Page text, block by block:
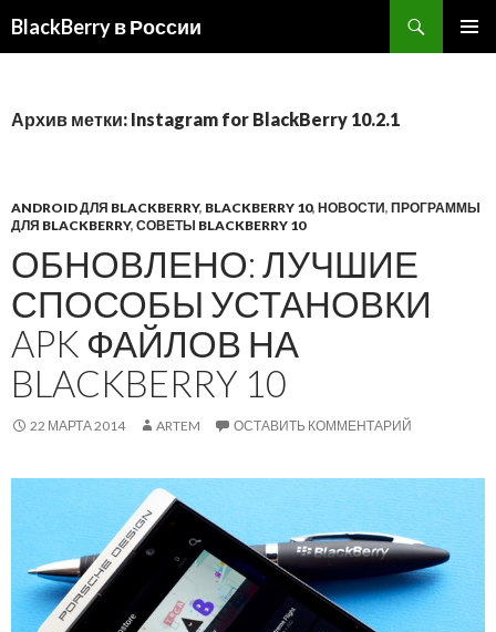
BlackBerry в России
Архив метки: Instagram for BlackBerry 10.2.1
ANDROID ДЛЯ BLACKBERRY, BLACKBERRY 10, НОВОСТИ, ПРОГРАММЫ
ДЛЯ BLACKBERRY, СОВЕТЫ BLACKBERRY 10
ОБНОВЛЕНО: ЛУЧШИЕ
СПОСОБЫ УСТАНОВКИ
APK ФАЙЛОВ НА
BLACKBERRY 10
22 МАРТА 2014 ARTEM ОСТАВИТЬ КОММЕНТАРИЙ